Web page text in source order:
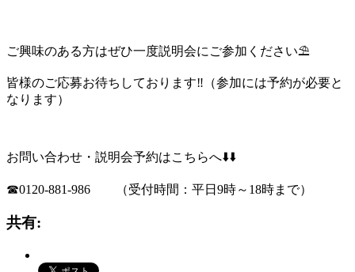
ご興味のある方はぜひ一度説明会にご参加ください⛱️
皆様のご応募お待ちしております‼️（参加には予約が必要と
なります）
お問い合わせ・説明会予約はこちらへ⬇️⬇️
☎0120-881-986 （受付時間：平日9時～18時まで）
共有: